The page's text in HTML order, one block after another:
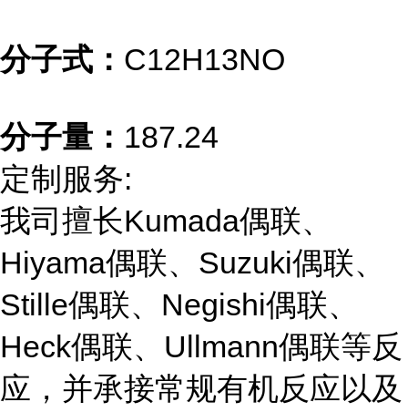
分子式： C12H13NO
分子量： 187.24
定制服务:
我司擅长Kumada偶联、
Hiyama偶联、Suzuki偶联、
Stille偶联、Negishi偶联、
Heck偶联、Ullmann偶联等反
应，并承接常规有机反应以及